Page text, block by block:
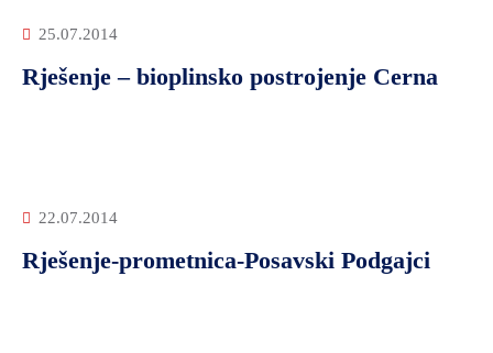
25.07.2014
Rješenje – bioplinsko postrojenje Cerna
22.07.2014
Rješenje-prometnica-Posavski Podgajci